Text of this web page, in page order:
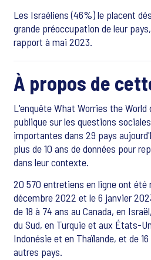
Les Israéliens (46%) le placent
grande préoccupation de leur
rapport à mai 2023.
À propos de
L'enquête What Worries the
publique sur les questions
importantes dans 29 pays
plus de 10 ans de données pour
dans leur contexte.
20 570 entretiens en ligne ont été
décembre 2022 et le 6 janvier
de 18 à 74 ans au Canada, en
du Sud, en Turquie et aux États-
Indonésie et en Thaïlande, et de
autres pays.